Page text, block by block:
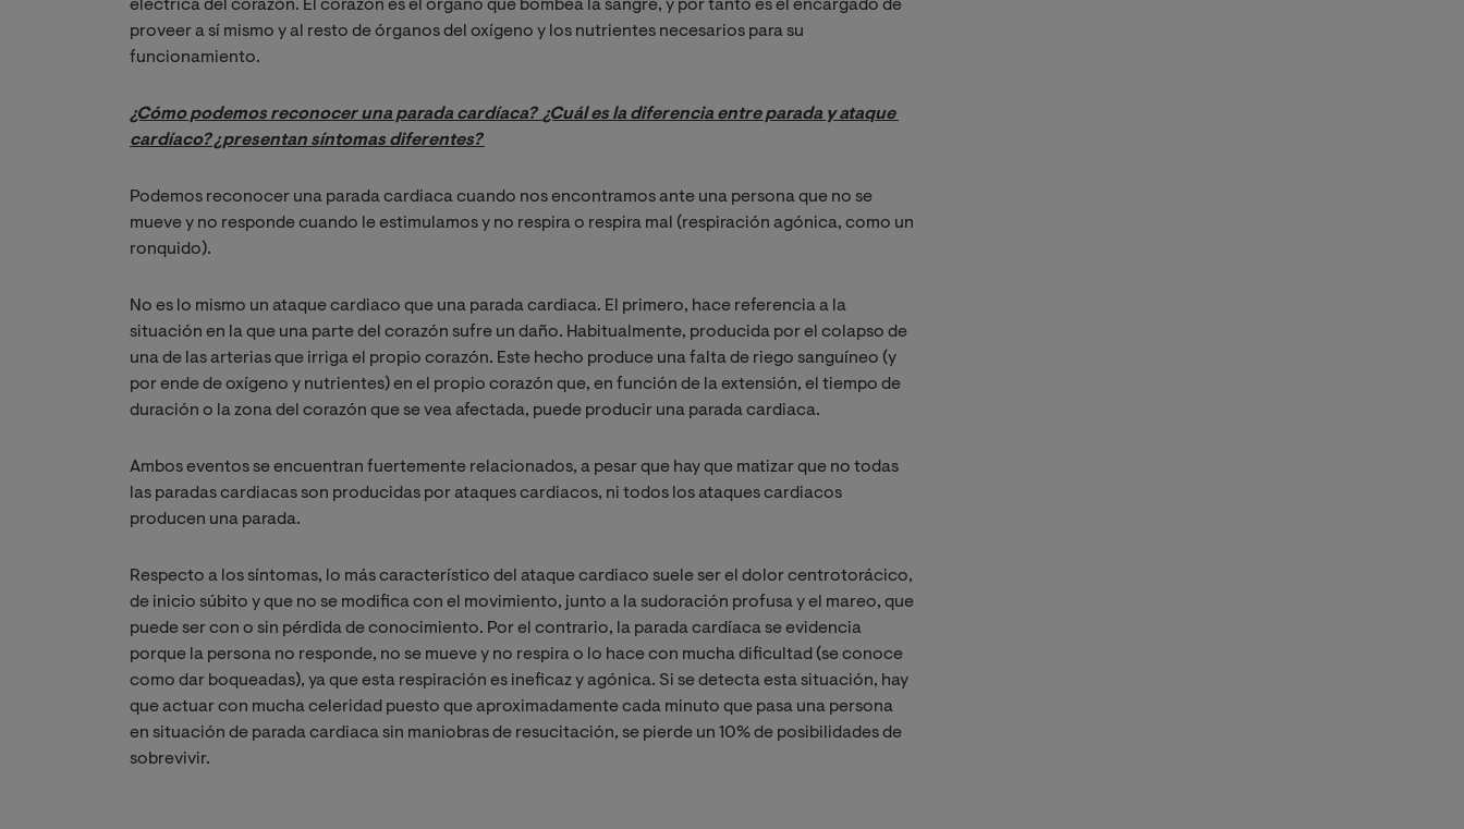
eléctrica del corazón. El corazón es el órgano que bombea la sangre, y por tanto es el encargado de
proveer a sí mismo y al resto de órganos del oxígeno y los nutrientes necesarios para su
funcionamiento.
¿Cómo podemos reconocer una parada cardíaca? ¿Cuál es la diferencia entre parada y ataque
cardíaco? ¿presentan síntomas diferentes?
Podemos reconocer una parada cardiaca cuando nos encontramos ante una persona que no se
mueve y no responde cuando le estimulamos y no respira o respira mal (respiración agónica, como un
ronquido).
No es lo mismo un ataque cardiaco que una parada cardiaca. El primero, hace referencia a la
situación en la que una parte del corazón sufre un daño. Habitualmente, producida por el colapso de
una de las arterias que irriga el propio corazón. Este hecho produce una falta de riego sanguíneo (y
por ende de oxígeno y nutrientes) en el propio corazón que, en función de la extensión, el tiempo de
duración o la zona del corazón que se vea afectada, puede producir una parada cardiaca.
Ambos eventos se encuentran fuertemente relacionados, a pesar que hay que matizar que no todas
las paradas cardiacas son producidas por ataques cardiacos, ni todos los ataques cardiacos
producen una parada.
Respecto a los síntomas, lo más característico del ataque cardiaco suele ser el dolor centrotorácico,
de inicio súbito y que no se modifica con el movimiento, junto a la sudoración profusa y el mareo, que
puede ser con o sin pérdida de conocimiento. Por el contrario, la parada cardíaca se evidencia
porque la persona no responde, no se mueve y no respira o lo hace con mucha dificultad (se conoce
como dar boqueadas), ya que esta respiración es ineficaz y agónica. Si se detecta esta situación, hay
que actuar con mucha celeridad puesto que aproximadamente cada minuto que pasa una persona
en situación de parada cardiaca sin maniobras de resucitación, se pierde un 10% de posibilidades de
sobrevivir.